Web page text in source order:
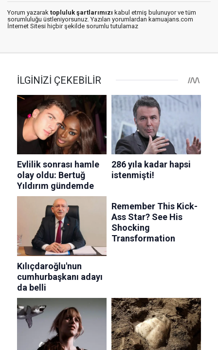
Yorum yazarak topluluk şartlarımızı kabul etmiş bulunuyor ve tüm
sorumluluğu üstleniyorsunuz. Yazılan yorumlardan kamuajans.com
İnternet Sitesi hiçbir şekilde sorumlu tutulamaz